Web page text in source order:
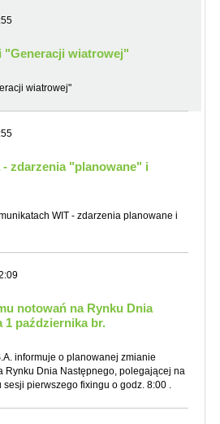
"Generacji wiatrowej"
wiatrowej"
zdarzenia "planowane" i
WIT - zdarzenia planowane i
notowań na Rynku Dnia
1 października br.
informuje o planowanej zmianie
Rynku Dnia Następnego, polegającej na
pierwszego fixingu o godz. 8:00 .